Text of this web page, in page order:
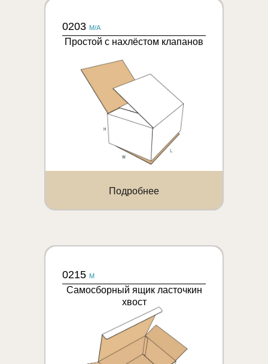
0203 M/A
Простой с нахлёстом клапанов
Подробнее
0215 M
Самосборный ящик ласточкин
хвост